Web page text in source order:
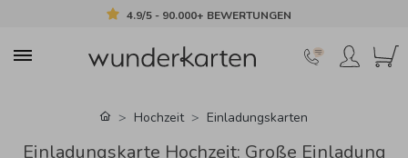
4.9/5 - 90.000+ BEWERTUNGEN
Hochzeit Einladungskarten
Einladungskarte Hochzeit: Große Einladung